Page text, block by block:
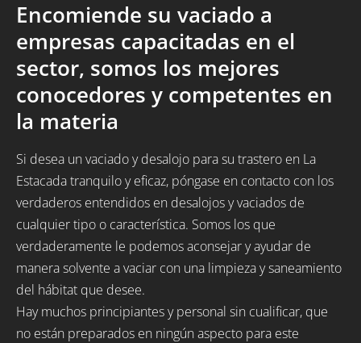
Encomiende su vaciado a
empresas capacitadas en el
sector, somos los mejores
conocedores y competentes en
la materia
Si desea un vaciado y desalojo para su trastero en La
Estacada tranquilo y eficaz, póngase en contacto con los
verdaderos entendidos en desalojos y vaciados de
cualquier tipo o característica. Somos los que
verdaderamente le podemos aconsejar y ayudar de
manera solvente a vaciar con una limpieza y saneamiento
del hábitat que desee.
Hay muchos principiantes y personal sin cualificar, que
no están preparados en ningún aspecto para este